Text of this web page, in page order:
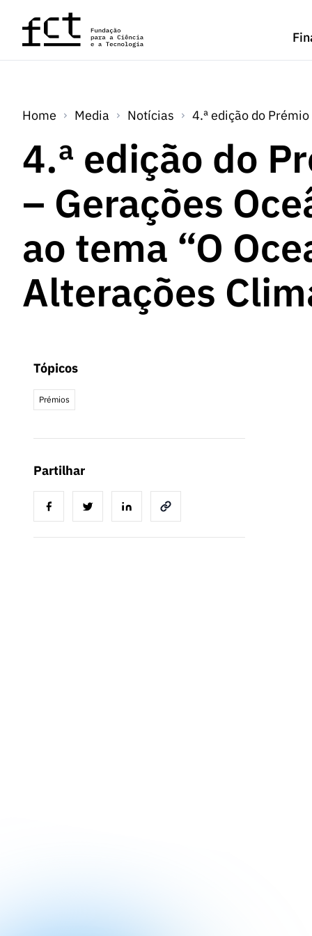
Saltar para o conteúdo principal
Home Media Notícias 4.ª edição do
4.ª edição do
– Gerações
ao tema “O
Alterações
Tópicos
Prémios
Partilhar